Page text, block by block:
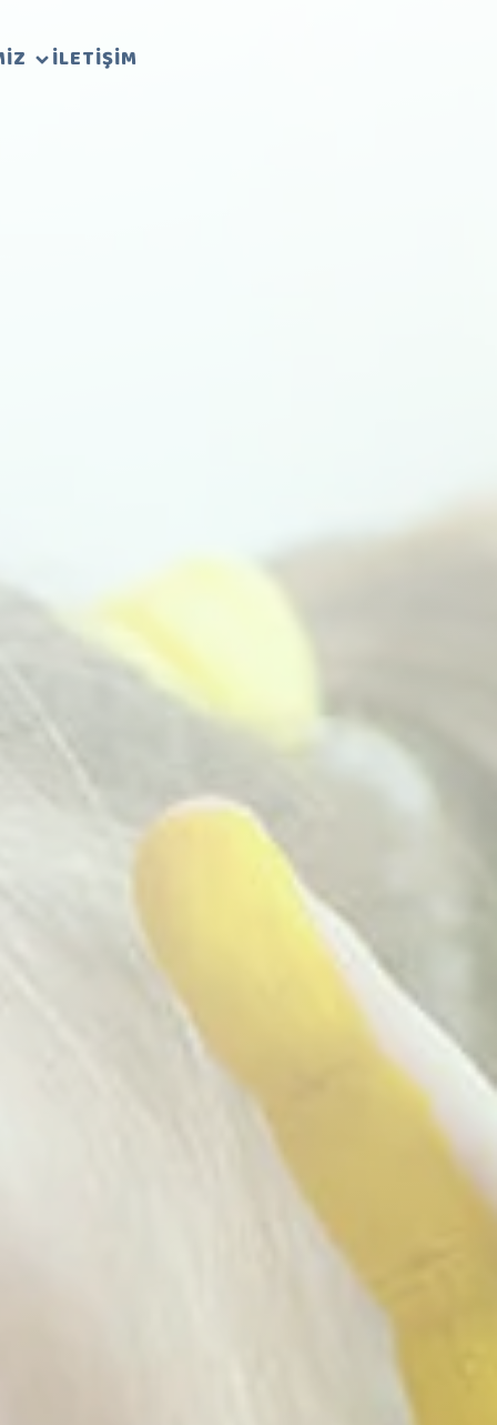
İLETIŞIM